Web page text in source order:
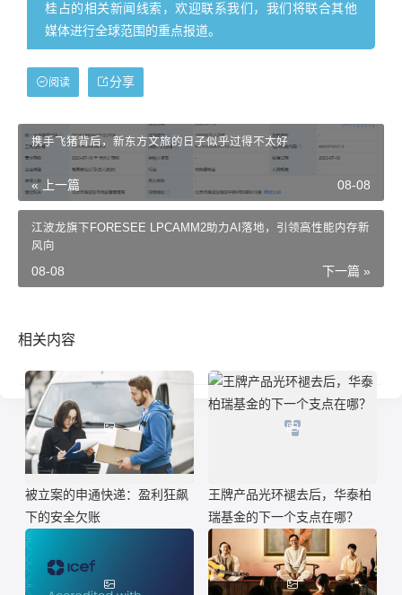
桂占的相关新闻线索，欢迎联系我们，我们将联合其他
媒体进行全球范围的重点报道。
分享
阅读
携手飞猪背后，新东方文旅的日子似乎过得不太好
« 上一篇 08-08
江波龙旗下FORESEE LPCAMM2助力AI落地，引领高性能内存新
风向
下一篇 »
08-08
相关内容
被立案的申通快递：盈利狂飙
下的安全欠账
王牌产品光环褪去后，华泰柏
瑞基金的下一个支点在哪？